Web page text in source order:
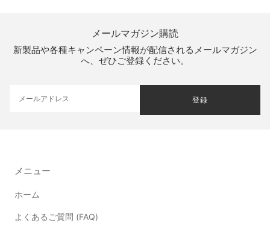
メールマガジン購読
新製品や各種キャンペーン情報が配信されるメールマガジン
へ、ぜひご登録ください。
登録
メニュー
ホーム
よくあるご質問 (FAQ)